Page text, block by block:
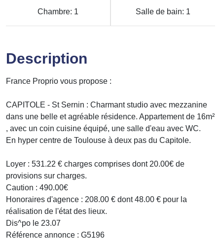
Chambre: 1 Salle de bain: 1
Description
France Proprio vous propose :
CAPITOLE - St Sernin : Charmant studio avec mezzanine
dans une belle et agréable résidence. Appartement de 16m²
, avec un coin cuisine équipé, une salle d'eau avec WC.
En hyper centre de Toulouse à deux pas du Capitole.
Loyer : 531.22 € charges comprises dont 20.00€ de
provisions sur charges.
Caution : 490.00€
Honoraires d'agence : 208.00 € dont 48.00 € pour la
réalisation de l'état des lieux.
Dis^po le 23.07
Référence annonce : G5196